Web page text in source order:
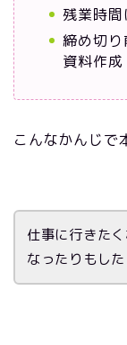
残業時
締め切
資料作成
こんなかんじで
仕事に行きた
なったりもした